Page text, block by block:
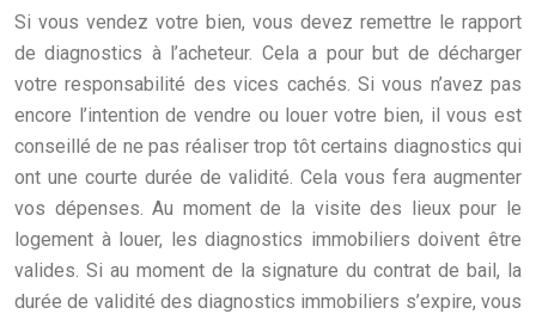
Si vous vendez votre bien, vous devez remettre le rapport
de diagnostics à l’acheteur. Cela a pour but de décharger
votre responsabilité des vices cachés. Si vous n’avez pas
encore l’intention de vendre ou louer votre bien, il vous est
conseillé de ne pas réaliser trop tôt certains diagnostics qui
ont une courte durée de validité. Cela vous fera augmenter
vos dépenses. Au moment de la visite des lieux pour le
logement à louer, les diagnostics immobiliers doivent être
valides. Si au moment de la signature du contrat de bail, la
durée de validité des diagnostics immobiliers s’expire, vous